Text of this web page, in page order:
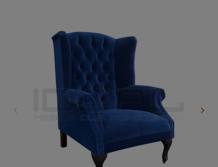
Poprzedni
keyboard_arrow_left keyboard_arrow_right